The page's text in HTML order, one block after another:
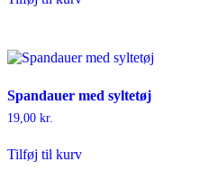
Spandauer med syltetøj
19,00 kr.
Tilføj til kurv